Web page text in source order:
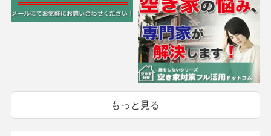
もっと見る